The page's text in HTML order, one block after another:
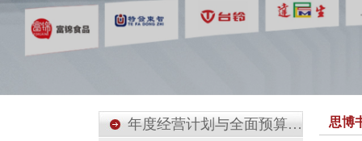
年度经营计划与全面预算管理 思博